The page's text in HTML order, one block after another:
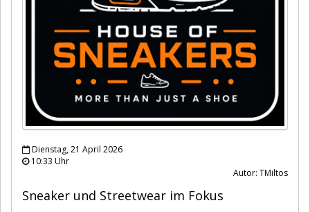
Dienstag, 21 April 2026
10:33 Uhr
Autor: TMiltos
Sneaker und Streetwear im Fokus